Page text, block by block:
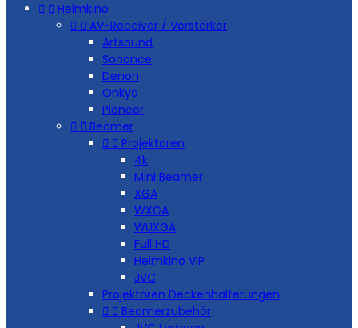
  Heimkino
  AV-Receiver / Verstärker
Artsound
Sonance
Denon
Onkyo
Pioneer
  Beamer
  Projektoren
4k
Mini Beamer
XGA
WXGA
WUXGA
Full HD
Heimkino VIP
JVC
Projektoren Deckenhalterungen
  Beamerzubehör